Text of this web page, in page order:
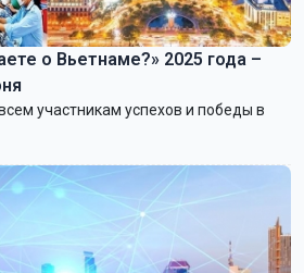
о Вьетнаме?» 2025 года –
участникам успехов и победы в